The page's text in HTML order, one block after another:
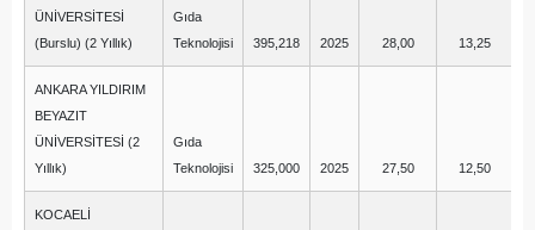
ÜNİVERSİTESİ
(Burslu) (2 Yıllık)
Gıda
Teknolojisi
395,218 2025 28,00 13,25
ANKARA YILDIRIM
BEYAZIT
ÜNİVERSİTESİ (2
Yıllık)
Gıda
Teknolojisi
325,000 2025 27,50 12,50
KOCAELİ